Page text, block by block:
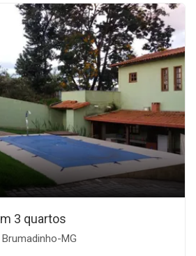
3 quartos
MG